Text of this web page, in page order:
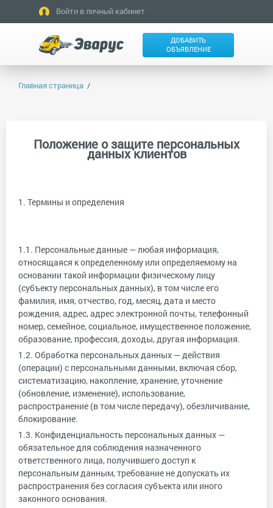
Войти в личный кабинет
ДОБАВИТЬ
ОБЪЯВЛЕНИЕ
Главная страница
Положение о защите персональных
данных клиентов
1. Термины и определения
1.1. Персональные данные — любая информация,
относящаяся к определенному или определяемому на
основании такой информации физическому лицу
(субъекту персональных данных), в том числе его
фамилия, имя, отчество, год, месяц, дата и место
рождения, адрес, адрес электронной почты, телефонный
номер, семейное, социальное, имущественное положение,
образование, профессия, доходы, другая информация.
1.2. Обработка персональных данных — действия
(операции) с персональными данными, включая сбор,
систематизацию, накопление, хранение, уточнение
(обновление, изменение), использование,
распространение (в том числе передачу), обезличивание,
блокирование.
1.3. Конфиденциальность персональных данных —
обязательное для соблюдения назначенного
ответственного лица, получившего доступ к
персональным данным, требование не допускать их
распространения без согласия субъекта или иного
законного основания.